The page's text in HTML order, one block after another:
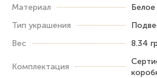
Материал
Тип украшения
Вес
8.34 гр
Комплектация